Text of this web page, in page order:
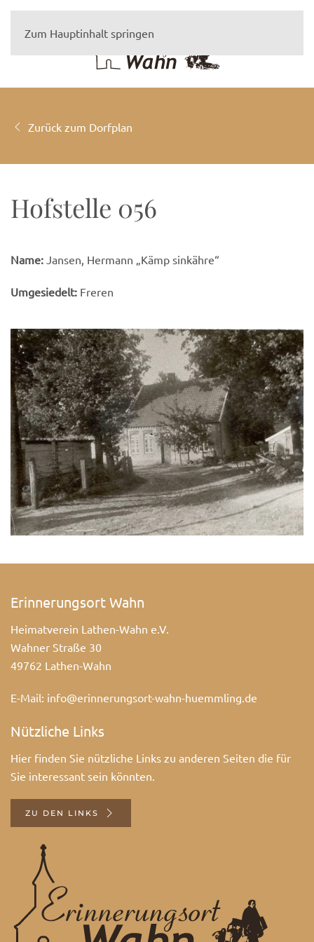
Zum Hauptinhalt springen
Zurück zum Dorfplan
Hofstelle 056
Name: Jansen, Hermann „Kämp sinkähre“
Umgesiedelt: Freren
Erinnerungsort Wahn
Heimatverein Lathen-Wahn e.V.
Wahner Straße 30
49762 Lathen-Wahn
E-Mail: info@erinnerungsort-wahn-huemmling.de
Nützliche Links
Hier finden Sie nützliche Links zu anderen Seiten die für
Sie interessant sein könnten.
ZU DEN LINKS